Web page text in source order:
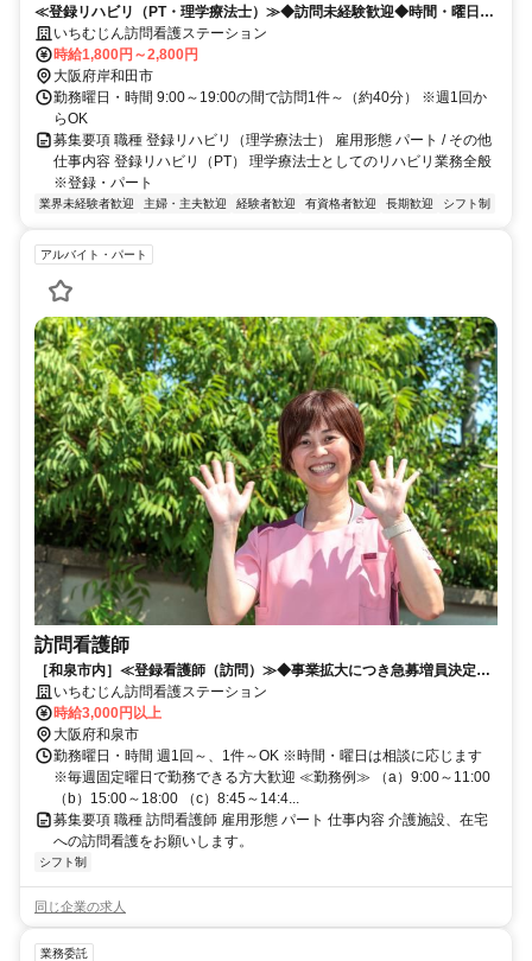
≪登録リハビリ（PT・理学療法士）≫◆訪問未経験歓迎◆時間・曜日・
シフトが選べる仕事
いちむじん訪問看護ステーション
時給1,800円～2,800円
大阪府岸和田市
勤務曜日・時間 9:00～19:00の間で訪問1件～（約40分） ※週1回か
らOK
募集要項 職種 登録リハビリ（理学療法士） 雇用形態 パート / その他
仕事内容 登録リハビリ（PT） 理学療法士としてのリハビリ業務全般
※登録・パート
業界未経験者歓迎 主婦・主夫歓迎 経験者歓迎 有資格者歓迎 長期歓迎 シフト制
アルバイト・パート
訪問看護師
［和泉市内］≪登録看護師（訪問）≫◆事業拡大につき急募増員決定！
◆時間・曜日の相談に応じます♪
いちむじん訪問看護ステーション
時給3,000円以上
大阪府和泉市
勤務曜日・時間 週1回～、1件～OK ※時間・曜日は相談に応じます
※毎週固定曜日で勤務できる方大歓迎 ≪勤務例≫ （a）9:00～11:00
（b）15:00～18:00 （c）8:45～14:4...
募集要項 職種 訪問看護師 雇用形態 パート 仕事内容 介護施設、在宅
への訪問看護をお願いします。
シフト制
同じ企業の求人
業務委託